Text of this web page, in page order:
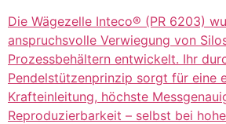
Die Wägezelle Inteco® (PR 6203)
anspruchsvolle Verwiegung von
Prozessbehältern entwickelt. Ihr
Pendelstützenprinzip sorgt für eine
Krafteinleitung, höchste
Reproduzierbarkeit – selbst bei